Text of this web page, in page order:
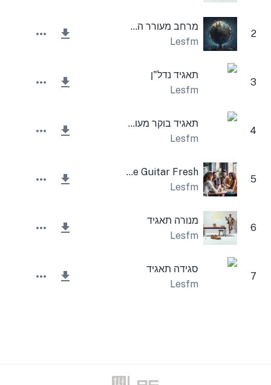
2
מרחב מעורר השראה
Lesfm
3
תאגיד נדל"ן
Lesfm
4
תאגיד בוקר מעורר השראה
Lesfm
5
Corporate Mute Guitar Fresh
Lesfm
6
מנורה תאגיד
Lesfm
7
סגידה תאגיד
Lesfm